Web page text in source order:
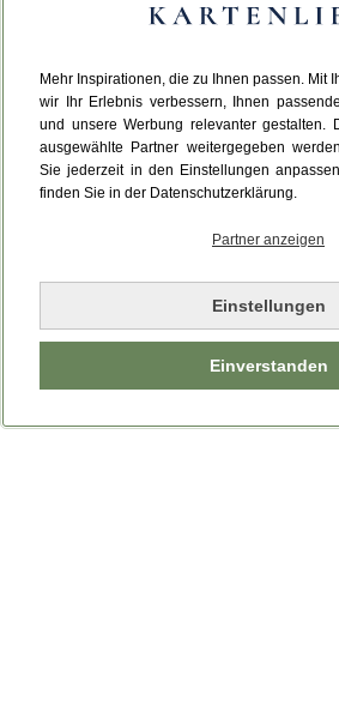
Mehr Inspirationen, die zu Ihnen passen. Mit
wir Ihr Erlebnis verbessern, Ihnen
und unsere Werbung relevanter gestalten.
ausgewählte Partner weitergegeben
Sie jederzeit in den Einstellungen
finden Sie in der Datenschutzerklärung.
Partner anzeigen
Einstellungen
Einverstanden
Da ist etwas
Leider ist ein technischer
Bitte laden Sie die